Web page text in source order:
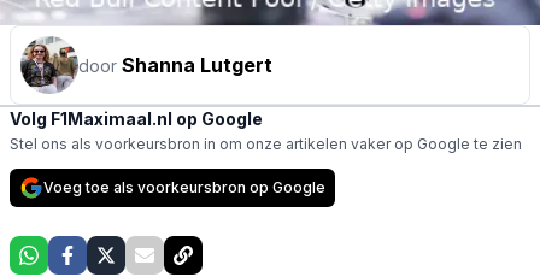
door Shanna Lutgert
Volg F1Maximaal.nl op Google
Stel ons als voorkeursbron in om onze artikelen vaker op Google te zien
Voeg toe als voorkeursbron op Google